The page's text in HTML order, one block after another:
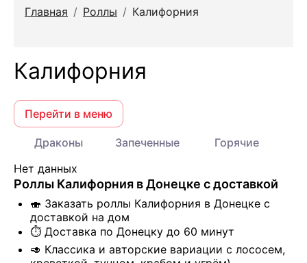
Главная / Роллы / Калифорния
Калифорния
Перейти в меню
Драконы Запеченные Горячие
Нет данных
Роллы Калифорния в Донецке с доставкой
🍣 Заказать роллы Калифорния в Донецке с
доставкой на дом
⏱️ Доставка по Донецку до 60 минут
🥑 Классика и авторские вариации с лососем,